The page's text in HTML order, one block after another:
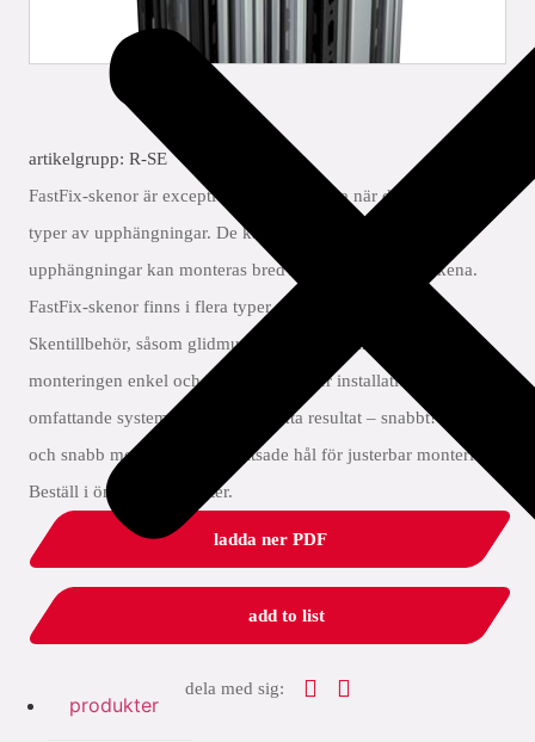
produkter
artikelgrupp: R-SE
FastFix-skenor är exceptionellt mångsidiga när det gäller olika
typer av upphängningar. De kan monteras snabb och flera
upphängningar kan monteras bredvid varandra på en skena.
FastFix-skenor finns i flera typer med olika egenskaper.
Skentillbehör, såsom glidmuttrar och hammarbultar, gör
monteringen enkel och kan justeras efter installation. Ett
omfattande system som ger utmärkta resultat – snabbt! Enkel
och snabb montering. Med slitsade hål för justerbar montering.
Beställ i önskat antal meter.
ladda ner PDF
add to list
dela med sig: